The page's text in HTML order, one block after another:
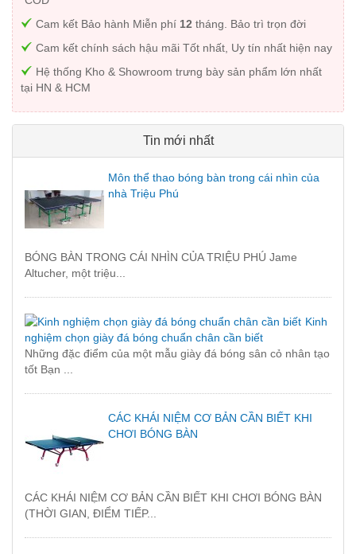
Cam kết Bảo hành Miễn phí 12 tháng. Bảo trì trọn đời
Cam kết chính sách hậu mãi Tốt nhất, Uy tín nhất hiện nay
Hệ thống Kho & Showroom trưng bày sản phẩm lớn nhất
tại HN & HCM
Tin mới nhất
Môn thể thao bóng bàn trong cái nhìn của
nhà Triệu Phú
BÓNG BÀN TRONG CÁI NHÌN CỦA TRIỆU PHÚ Jame
Altucher, một triệu...
Kinh
nghiệm chọn giày đá bóng chuẩn chân cần biết
Những đặc điểm của một mẫu giày đá bóng sân cỏ nhân tạo
tốt Bạn ...
CÁC KHÁI NIỆM CƠ BẢN CẦN BIẾT KHI
CHƠI BÓNG BÀN
CÁC KHÁI NIỆM CƠ BẢN CẦN BIẾT KHI CHƠI BÓNG BÀN
(THỜI GIAN, ĐIỂM TIẾP...